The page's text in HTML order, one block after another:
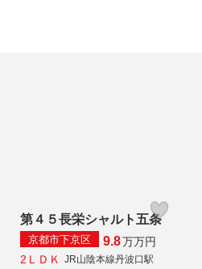
第４５長栄シャルト五条
京都市下京区 9.8万万円
2ＬＤＫ
JR山陰本線丹波口駅